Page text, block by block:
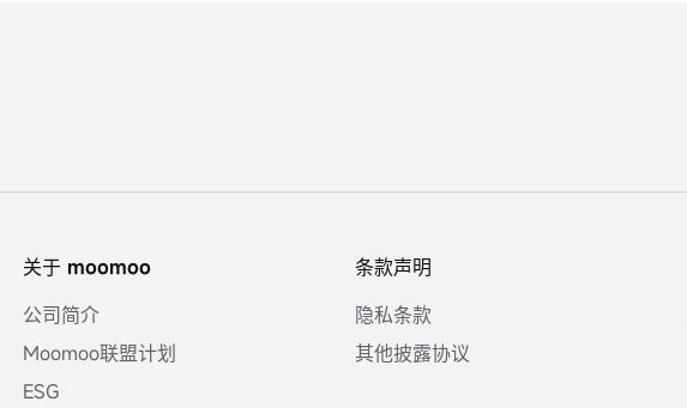
关于 moomoo
公司简介
Moomoo联盟计划
ESG
条款声明
隐私条款
其他披露协议